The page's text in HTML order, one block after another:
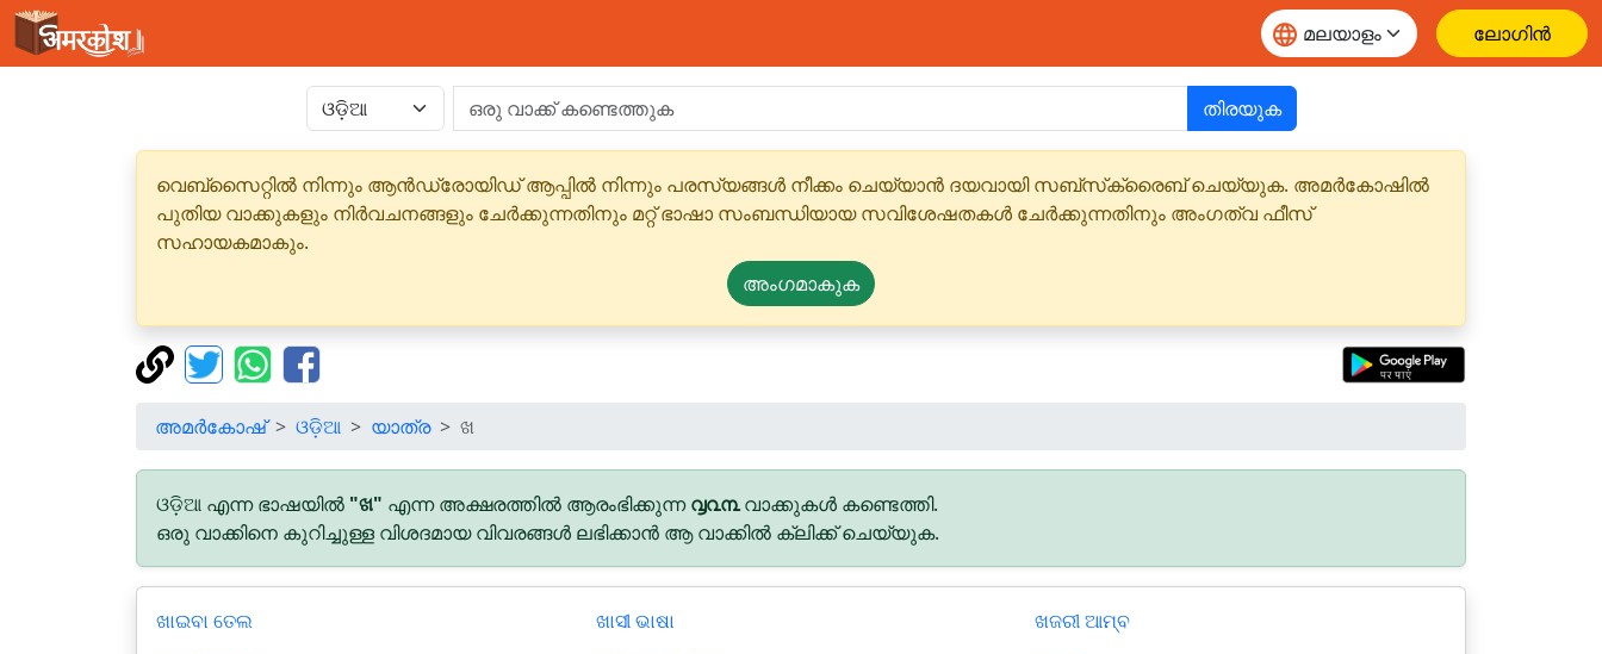
ലോഗിൻ
തിരയുക
വെബ്‌സൈറ്റിൽ നിന്നും ആൻഡ്രോയിഡ് ആപ്പിൽ നിന്നും പരസ്യങ്ങൾ നീക്കം ചെയ്യാൻ ദയവായി സബ്‌സ്‌ക്രൈബ് ചെയ്യുക. അമർകോഷിൽ
പുതിയ വാക്കുകളും നിർവചനങ്ങളും ചേർക്കുന്നതിനും മറ്റ് ഭാഷാ സംബന്ധിയായ സവിശേഷതകൾ ചേർക്കുന്നതിനും അംഗത്വ ഫീസ്
സഹായകമാകും.
അംഗമാകുക
അമർകോഷ് ଓଡ଼ିଆ യാത്ര ଖ
ଓଡ଼ିଆ എന്ന ഭാഷയിൽ "ଖ" എന്ന അക്ഷരത്തിൽ ആരംഭിക്കുന്ന൮൨൩വാക്കുകൾ കണ്ടെത്തി.
ഒരു വാക്കിനെ കുറിച്ചുള്ള വിശദമായ വിവരങ്ങൾ ലഭിക്കാൻ ആ വാക്കിൽ ക്ലിക്ക് ചെയ്യുക.
ଖାଇବା ତେଲ
ଖାସୀ ଭାଷା
ଖଜରୀ ଆମ୍ବ